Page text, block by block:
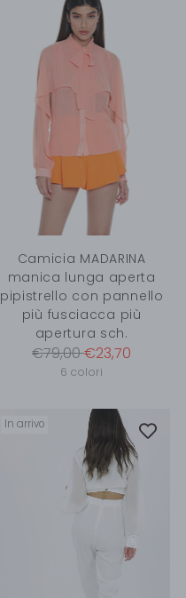
Camicia MADARINA
manica lunga aperta
pipistrello con pannello
più fusciacca più
apertura sch.
Prezzo
€79,00€23,70
6 colori
In arrivo